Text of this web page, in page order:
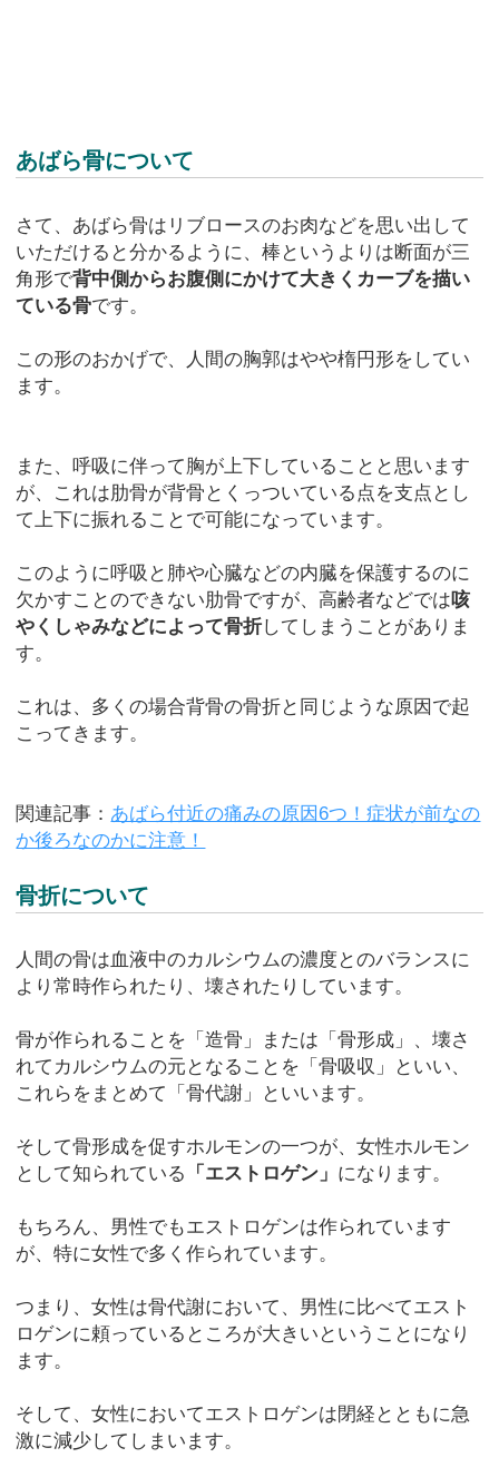
あばら骨について
さて、あばら骨はリブロースのお肉などを思い出して
いただけると分かるように、棒というよりは断面が三
角形で背中側からお腹側にかけて大きくカーブを描い
ている骨です。
この形のおかげで、人間の胸郭はやや楕円形をしてい
ます。
また、呼吸に伴って胸が上下していることと思います
が、これは肋骨が背骨とくっついている点を支点とし
て上下に振れることで可能になっています。
このように呼吸と肺や心臓などの内臓を保護するのに
欠かすことのできない肋骨ですが、高齢者などでは咳
やくしゃみなどによって骨折してしまうことがありま
す。
これは、多くの場合背骨の骨折と同じような原因で起
こってきます。
関連記事： あばら付近の痛みの原因6つ！症状が前なの
か後ろなのかに注意！
骨折について
人間の骨は血液中のカルシウムの濃度とのバランスに
より常時作られたり、壊されたりしています。
骨が作られることを「造骨」または「骨形成」、壊さ
れてカルシウムの元となることを「骨吸収」といい、
これらをまとめて「骨代謝」といいます。
そして骨形成を促すホルモンの一つが、女性ホルモン
として知られている
「エストロゲン」 になります。
もちろん、男性でもエストロゲンは作られています
が、特に女性で多く作られています。
つまり、女性は骨代謝において、男性に比べてエスト
ロゲンに頼っているところが大きいということになり
ます。
そして、女性においてエストロゲンは閉経とともに急
激に減少してしまいます。